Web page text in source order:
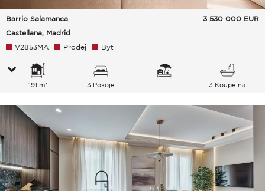
Barrio Salamanca
Castellana, Madrid
3 530 000 EUR
V2853MA Prodej Byt
191 m² 3 Pokoje 3 Koupelna